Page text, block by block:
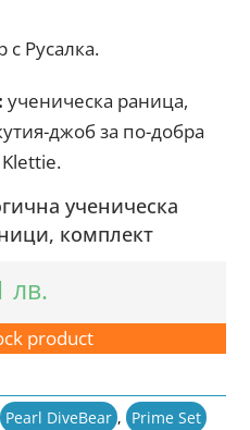
Русалка.
ученическа раница,
джоб за по-добра
ученическа
комплект
лв.
product
Pearl DiveBear , Prime Set